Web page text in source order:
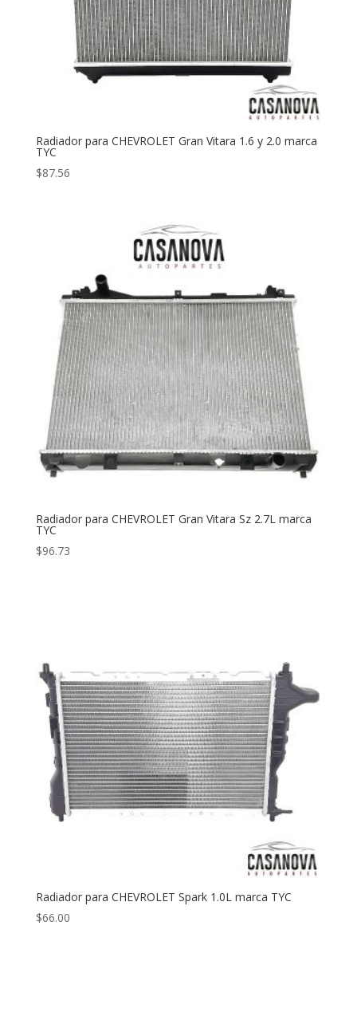
Radiador para CHEVROLET Gran Vitara 1.6 y 2.0 marca
TYC
$87.56
Radiador para CHEVROLET Gran Vitara Sz 2.7L marca
TYC
$96.73
Radiador para CHEVROLET Spark 1.0L marca TYC
$66.00